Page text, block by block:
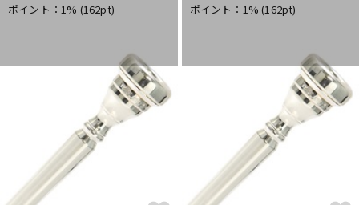
ポイント：1% (162pt) ポイント：1%(162pt)